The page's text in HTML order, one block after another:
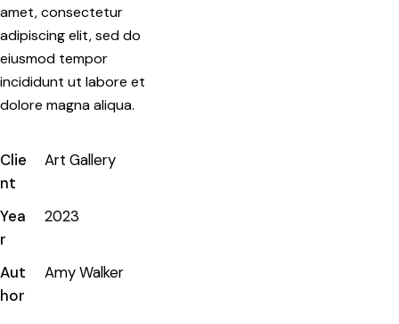
amet, consectetur
adipiscing elit, sed do
eiusmod tempor
incididunt ut labore et
dolore magna aliqua.
Clie
nt
Art Gallery
Yea
r
2023
Aut
hor
Amy Walker